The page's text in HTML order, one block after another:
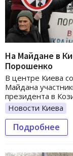
На Майдане в
Порошенко
В центре Киева
Майдана
президента в
Новости Киева
Подробнее